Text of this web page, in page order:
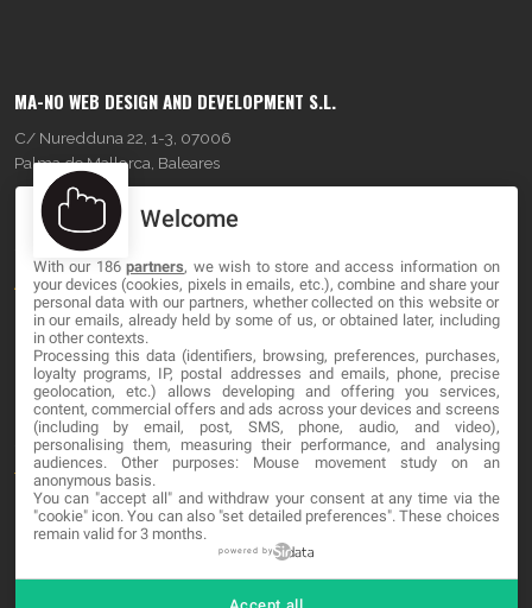
MA-NO WEB DESIGN AND DEVELOPMENT S.L.
C/ Nuredduna 22, 1-3, 07006
Palma de Mallorca, Baleares
OUR COMPANY
About
Blog
Contact
LEGAL
Terminos y Condiciones
Política de Privacidad
Welcome
With our 186partners, we wish to store and access information on
your devices (cookies, pixels in emails, etc.), combine and share your
personal data with our partners, whether collected on this website or
in our emails, already held by some of us, or obtained later, including
in other contexts.
Processing this data (identifiers, browsing, preferences, purchases,
loyalty programs, IP, postal addresses and emails, phone, precise
geolocation, etc.) allows developing and offering you services,
content, commercial offers and ads across your devices and screens
(including by email, post, SMS, phone, audio, and video),
personalising them, measuring their performance, and analysing
audiences. Other purposes: Mouse movement study on an
anonymous basis.
You can "accept all" and withdraw your consent at any time via the
"cookie" icon. You can also "set detailed preferences". These choices
remain valid for 3 months.
powered by
Accept all